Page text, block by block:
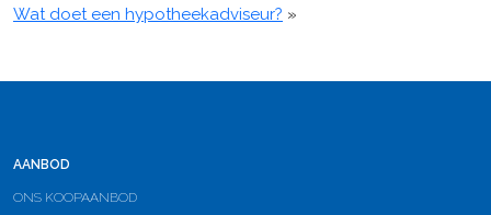
Wat doet een hypotheekadviseur? »
AANBOD
ONS KOOPAANBOD